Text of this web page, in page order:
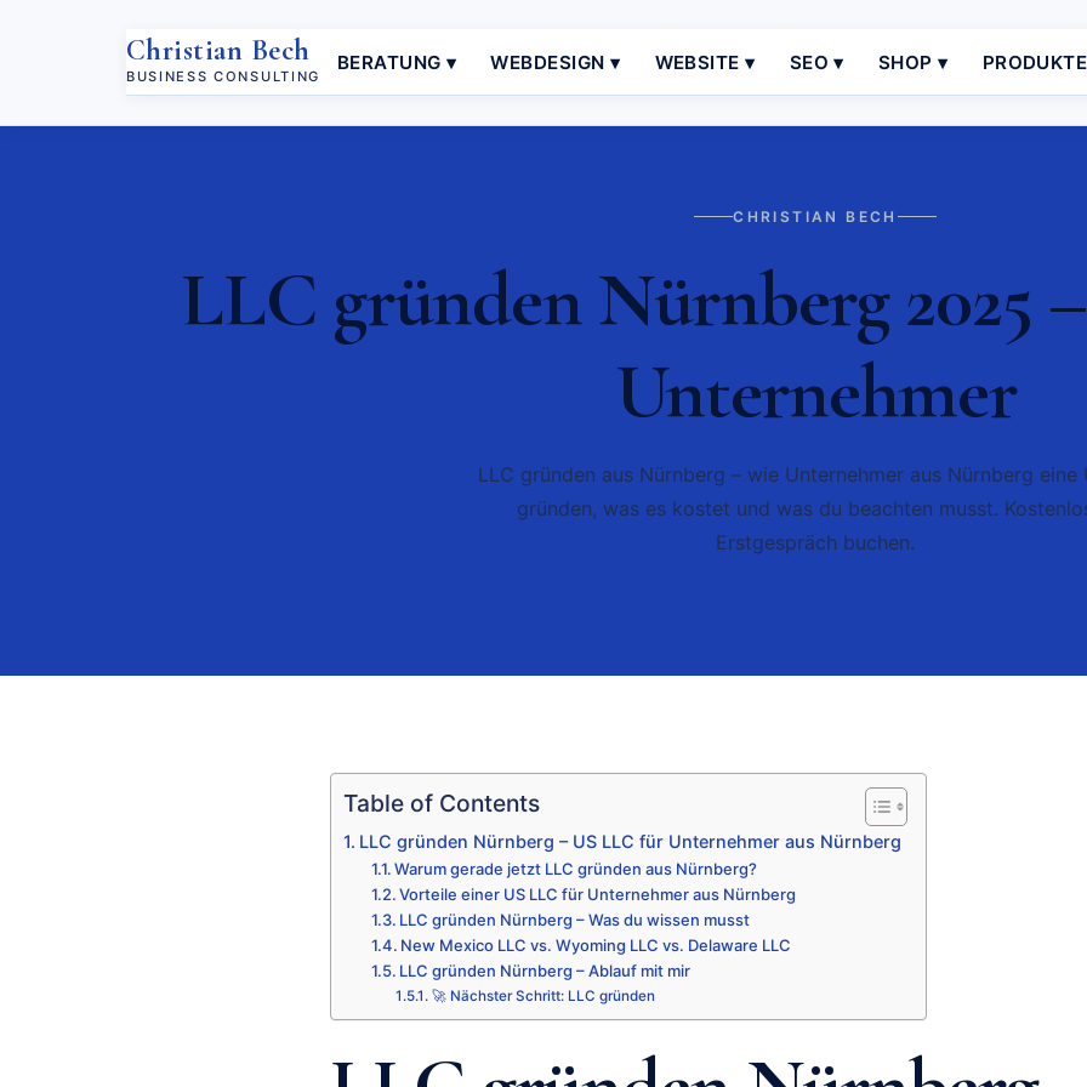
Christian Bech
BUSINESS CONSULTING
BERATUNG ▾ WEBDESIGN ▾ WEBSITE ▾ SEO ▾ SHOP ▾ PRODUKTE
CHRISTIAN BECH
LLC gründen Nürnberg 2025
Unternehmer
LLC gründen aus Nürnberg – wie Unternehmer aus Nürnberg eine
gründen, was es kostet und was du beachten musst.
Erstgespräch buchen.
Table of Contents
LLC gründen Nürnberg – US LLC für Unternehmer aus Nürnberg
Warum gerade jetzt LLC gründen aus Nürnberg?
Vorteile einer US LLC für Unternehmer aus Nürnberg
LLC gründen Nürnberg – Was du wissen musst
New Mexico LLC vs. Wyoming LLC vs. Delaware LLC
LLC gründen Nürnberg – Ablauf mit mir
🚀 Nächster Schritt: LLC gründen